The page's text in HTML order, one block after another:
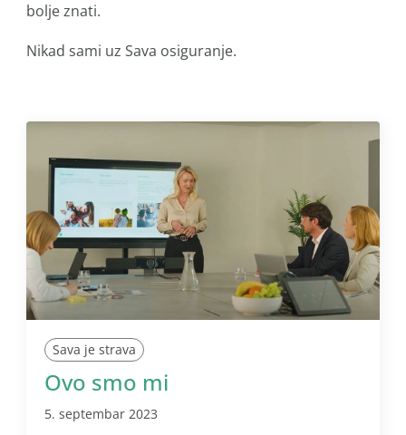
bolje znati.
Nikad sami uz Sava osiguranje.
Sava je strava
Ovo smo mi
5. septembar 2023